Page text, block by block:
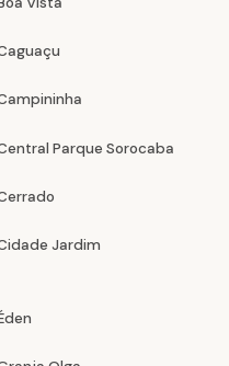
Parque Sorocaba
Jardim